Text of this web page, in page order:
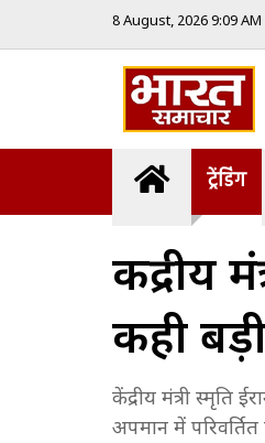
8 August, 2026 9:09 AM
Homeट्रेंडिंग
केंद्रीय
कही
केंद्रीय मंत्री स्मृति
अपमान में